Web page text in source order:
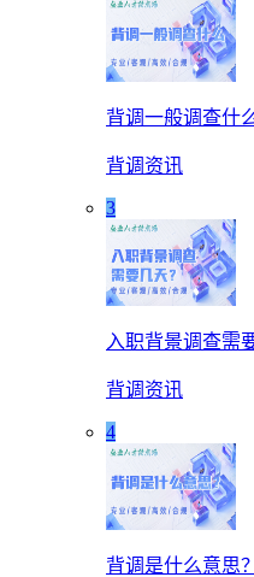
背调一般调查什
背调资讯
3
入职背景调查需
背调资讯
4
背调是什么意思？